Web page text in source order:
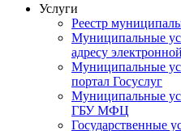
Услуги
Реестр
Муниципальные
адресу
Муниципальные
портал Госуслуг
Муниципальные
ГБУ МФЦ
Государственные